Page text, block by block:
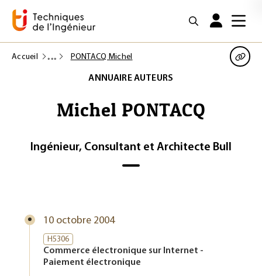
Accueil PONTACQ Michel
ANNUAIRE AUTEURS
Michel PONTACQ
Ingénieur, Consultant et Architecte Bull
10 octobre 2004
H5306
Commerce électronique sur Internet -
Paiement électronique